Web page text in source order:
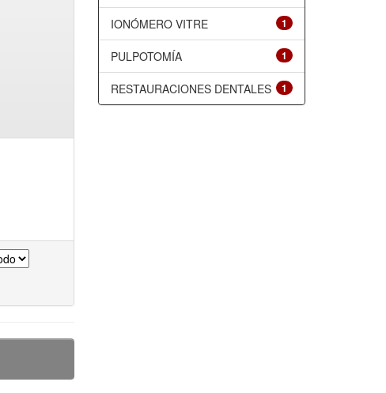
1
IONÓMERO VITRE
1
PULPOTOMÍA
1
RESTAURACIONES DENTALES